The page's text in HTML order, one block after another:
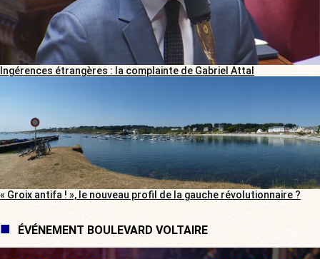
Ingérences étrangères : la complainte de Gabriel Attal
« Groix antifa ! », le nouveau profil de la gauche révolutionnaire ?
ÉVÉNEMENT BOULEVARD VOLTAIRE